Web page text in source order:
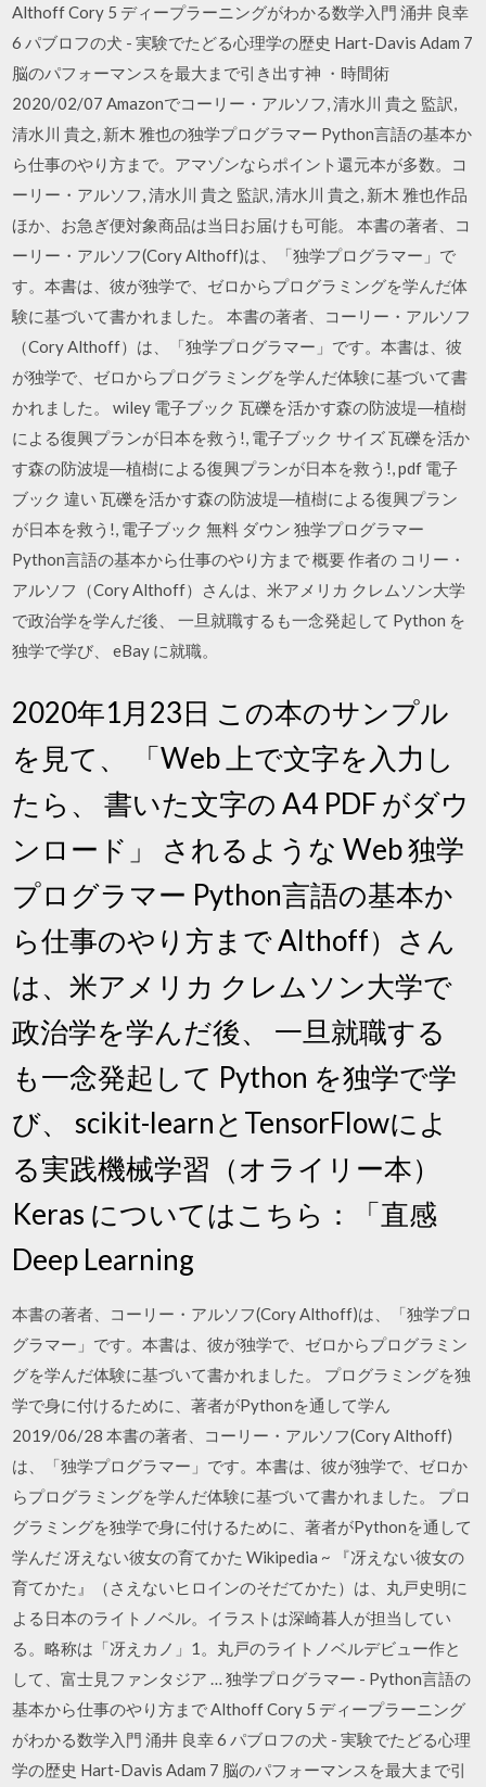
Althoff Cory 5 ディープラーニングがわかる数学入門 涌井 良幸
6 パブロフの犬 - 実験でたどる心理学の歴史 Hart-Davis Adam 7
脳のパフォーマンスを最大まで引き出す神 ・時間術
2020/02/07 Amazonでコーリー・アルソフ, 清水川 貴之 監訳,
清水川 貴之, 新木 雅也の独学プログラマー Python言語の基本か
ら仕事のやり方まで。アマゾンならポイント還元本が多数。コ
ーリー・アルソフ, 清水川 貴之 監訳, 清水川 貴之, 新木 雅也作品
ほか、お急ぎ便対象商品は当日お届けも可能。 本書の著者、コ
ーリー・アルソフ(Cory Althoff)は、「独学プログラマー」で
す。本書は、彼が独学で、ゼロからプログラミングを学んだ体
験に基づいて書かれました。 本書の著者、コーリー・アルソフ
（Cory Althoff）は、「独学プログラマー」です。本書は、彼
が独学で、ゼロからプログラミングを学んだ体験に基づいて書
かれました。 wiley 電子ブック 瓦礫を活かす森の防波堤―植樹
による復興プランが日本を救う!, 電子ブック サイズ 瓦礫を活か
す森の防波堤―植樹による復興プランが日本を救う!, pdf 電子
ブック 違い 瓦礫を活かす森の防波堤―植樹による復興プラン
が日本を救う!, 電子ブック 無料 ダウン 独学プログラマー
Python言語の基本から仕事のやり方まで 概要 作者の コリー・
アルソフ（Cory Althoff）さんは、米アメリカ クレムソン大学
で政治学を学んだ後、 一旦就職するも一念発起して Python を
独学で学び、 eBay に就職。
2020年1月23日 この本のサンプル
を見て、 「Web 上で文字を入力し
たら、 書いた文字の A4 PDF がダウ
ンロード」 されるような Web 独学
プログラマー Python言語の基本か
ら仕事のやり方まで Althoff）さん
は、米アメリカ クレムソン大学で
政治学を学んだ後、 一旦就職する
も一念発起して Python を独学で学
び、 scikit-learnとTensorFlowによ
る実践機械学習（オライリー本）
Keras についてはこちら：「直感
Deep Learning
本書の著者、コーリー・アルソフ(Cory Althoff)は、「独学プロ
グラマー」です。本書は、彼が独学で、ゼロからプログラミン
グを学んだ体験に基づいて書かれました。 プログラミングを独
学で身に付けるために、著者がPythonを通して学ん
2019/06/28 本書の著者、コーリー・アルソフ(Cory Althoff)
は、「独学プログラマー」です。本書は、彼が独学で、ゼロか
らプログラミングを学んだ体験に基づいて書かれました。 プロ
グラミングを独学で身に付けるために、著者がPythonを通して
学んだ 冴えない彼女の育てかた Wikipedia ~ 『冴えない彼女の
育てかた』（さえないヒロインのそだてかた）は、丸戸史明に
よる日本のライトノベル。イラストは深崎暮人が担当してい
る。略称は「冴えカノ」1。丸戸のライトノベルデビュー作と
して、富士見ファンタジア … 独学プログラマー - Python言語の
基本から仕事のやり方まで Althoff Cory 5 ディープラーニング
がわかる数学入門 涌井 良幸 6 パブロフの犬 - 実験でたどる心理
学の歴史 Hart-Davis Adam 7 脳のパフォーマンスを最大まで引